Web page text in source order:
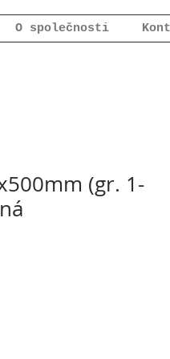
O společnosti
(gr. 1-